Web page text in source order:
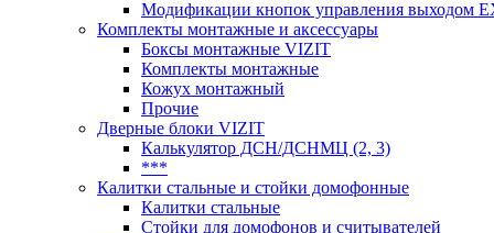
Модификации кнопок управления выходом
Комплекты монтажные и аксессуары
Боксы монтажные VIZIT
Комплекты монтажные
Кожух монтажный
Прочие
Дверные блоки VIZIT
Калькулятор ДСН/ДСНМЦ (2, 3)
***
Калитки стальные и стойки домофонные
Калитки стальные
Стойки для домофонов и считывателей